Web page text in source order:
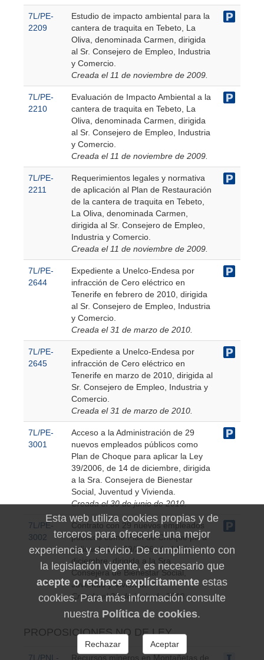
7L/PE-
2209
Estudio de impacto ambiental para la
cantera de traquita en Tebeto, La
Oliva, denominada Carmen, dirigida
al Sr. Consejero de Empleo, Industria
y Comercio.
Creada el 11 de noviembre de 2009.
7L/PE-
2210
Evaluación de Impacto Ambiental a la
cantera de traquita en Tebeto, La
Oliva, denominada Carmen, dirigida
al Sr. Consejero de Empleo, Industria
y Comercio.
Creada el 11 de noviembre de 2009.
7L/PE-
2211
Requerimientos legales y normativa
de aplicación al Plan de Restauración
de la cantera de traquita en Tebeto,
La Oliva, denominada Carmen,
dirigida al Sr. Consejero de Empleo,
Industria y Comercio.
Creada el 11 de noviembre de 2009.
7L/PE-
2644
Expediente a Unelco-Endesa por
infracción de Cero eléctrico en
Tenerife en febrero de 2010, dirigida
al Sr. Consejero de Empleo, Industria
y Comercio.
Creada el 31 de marzo de 2010.
7L/PE-
2645
Expediente a Unelco-Endesa por
infracción de Cero eléctrico en
Tenerife en marzo de 2010, dirigida al
Sr. Consejero de Empleo, Industria y
Comercio.
Creada el 31 de marzo de 2010.
7L/PE-
3001
Acceso a la Administración de 29
nuevos empleados públicos como
Plan de Choque para aplicar la Ley
39/2006, de 14 de diciembre, dirigida
a la Sra. Consejera de Bienestar
Social, Juventud y Vivienda.
Creada el 30 de junio de 2010.
7L/PE-
3002
Contrato con 29 nuevos empleados
públicos como Plan de Choque para
aplicar la Ley 39/2006, de 14 de
diciembre, dirigida a la Sra.
Consejera de Bienestar Social,
Juventud y Vivienda.
Creada el 30 de junio de 2010.
PROPOSICIONES NO DE LEY
7L/PNL- Recursos mineros en Montañetas de
Esta web utiliza cookies propias y de
terceros para ofrecerle una mejor
experiencia y servicio. De cumplimiento con
la legislación vigente, es necesario que
acepte o rechace explícitamente estas
cookies. Para más información consulte
nuestra Política de cookies.
Rechazar Aceptar